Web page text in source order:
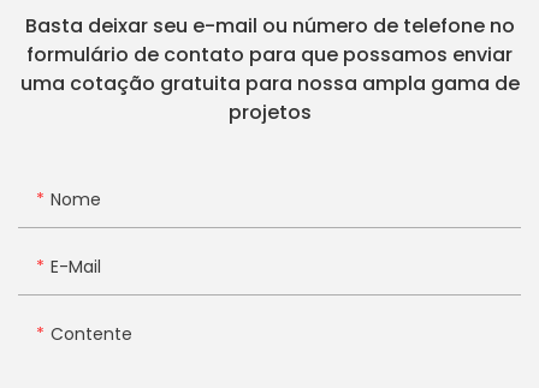
Basta deixar seu e-mail ou número de telefone no
formulário de contato para que possamos enviar
uma cotação gratuita para nossa ampla gama de
projetos
Nome
E-Mail
Contente